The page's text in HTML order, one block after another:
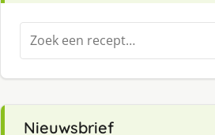
Zoeken
naar:
Nieuwsbrief